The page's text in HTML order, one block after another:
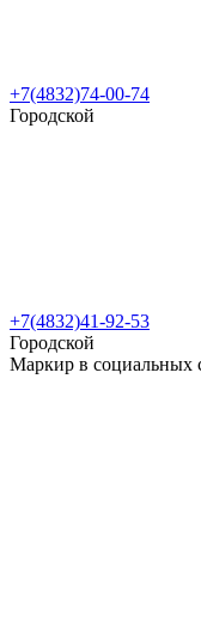
+7(4832)74-00-74
Городской
+7(4832)41-92-53
Городской
Маркир в социальных